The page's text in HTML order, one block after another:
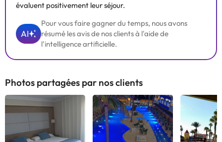
évaluent positivement leur séjour.
AI
Pour vous faire gagner du temps, nous avons
résumé les avis de nos clients à l'aide de
l'intelligence artificielle.
Photos partagées par nos clients